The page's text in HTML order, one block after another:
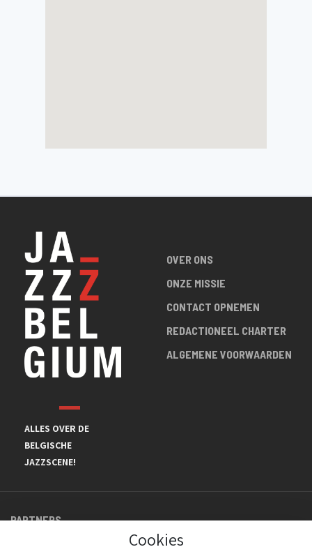
ALLES OVER DE
BELGISCHE
JAZZSCENE!
OVER ONS
ONZE MISSIE
CONTACT OPNEMEN
REDACTIONEEL CHARTER
ALGEMENE VOORWAARDEN
PARTNERS
Cookies